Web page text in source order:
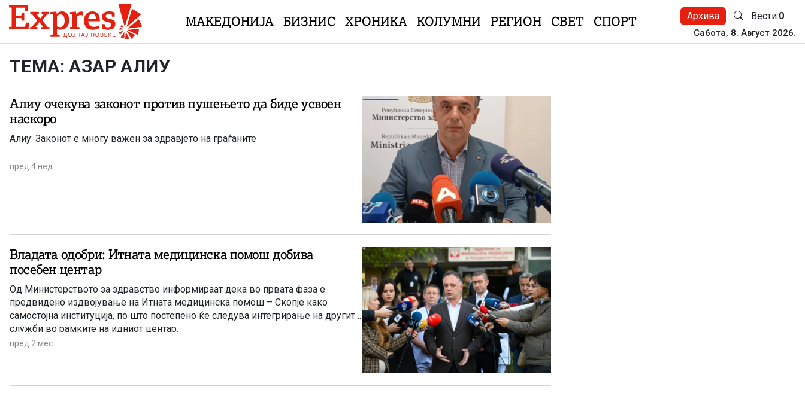
Skip to content
МАКЕДОНИЈА БИЗНИС ХРОНИКА КОЛУМНИ РЕГИОН СВЕТ СПОРТ Архива Вести:0
Сабота, 8. Август 2026.
ТЕМА: АЗАР АЛИУ
Алиу очекува законот против пушењето да биде усвоен
наскоро
Алиу: Законот е многу важен за здравјето на граѓаните
пред 4 нед.
Владата одобри: Итната медицинска помош добива
посебен центар
Од Министерството за здравство информираат дека во првата фаза е
предвидено издвојување на Итната медицинска помош – Скопје како
самостојна институција, по што постепено ќе следува интегрирање на другите
служби во рамките на идниот центар.
пред 2 мес.